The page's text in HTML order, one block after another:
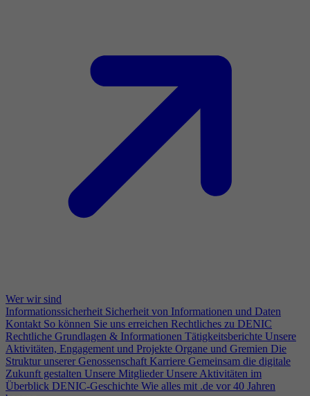
Wer wir sind
Informationssicherheit Sicherheit von Informationen und Daten
Kontakt So können Sie uns erreichen Rechtliches zu DENIC
Rechtliche Grundlagen & Informationen Tätigkeitsberichte Unsere
Aktivitäten, Engagement und Projekte Organe und Gremien Die
Struktur unserer Genossenschaft Karriere Gemeinsam die digitale
Zukunft gestalten Unsere Mitglieder Unsere Aktivitäten im
Überblick DENIC-Geschichte Wie alles mit .de vor 40 Jahren